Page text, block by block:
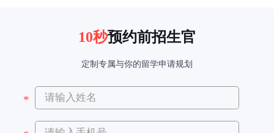
10秒预约前招生官
定制专属与你的留学申请规划